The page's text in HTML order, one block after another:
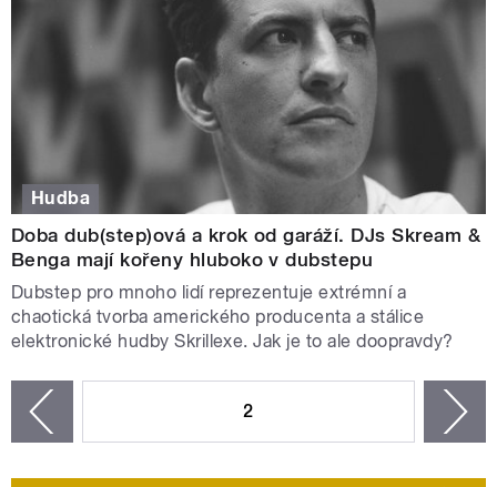
Hudba
Doba dub(step)ová a krok od garáží. DJs Skream &
Benga mají kořeny hluboko v dubstepu
Dubstep pro mnoho lidí reprezentuje extrémní a
chaotická tvorba amerického producenta a stálice
elektronické hudby Skrillexe. Jak je to ale doopravdy?
2